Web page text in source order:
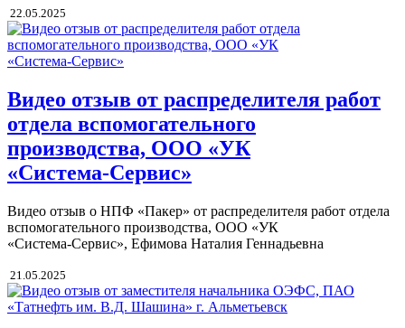
22.05.2025
Видео отзыв от распределителя работ
отдела вспомогательного
производства, ООО «УК
«Система‑Сервис»
Видео отзыв о НПФ «Пакер» от распределителя работ отдела
вспомогательного производства, ООО «УК
«Система‑Сервис», Ефимова Наталия Геннадьевна
21.05.2025